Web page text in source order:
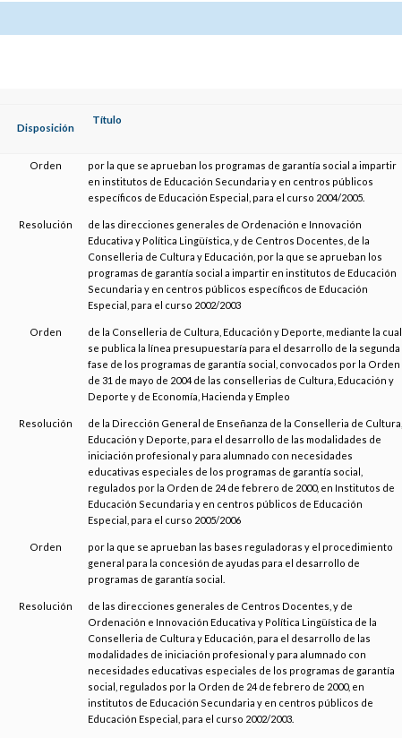
Disposición
Título
Orden
por la que se aprueban los programas de garantía social a impartir
en institutos de Educación Secundaria y en centros públicos
específicos de Educación Especial, para el curso 2004/2005.
Resolución
de las direcciones generales de Ordenación e Innovación
Educativa y Política Lingüística, y de Centros Docentes, de la
Conselleria de Cultura y Educación, por la que se aprueban los
programas de garantía social a impartir en institutos de Educación
Secundaria y en centros públicos específicos de Educación
Especial, para el curso 2002/2003
Orden
de la Conselleria de Cultura, Educación y Deporte, mediante la cual
se publica la línea presupuestaría para el desarrollo de la segunda
fase de los programas de garantía social, convocados por la Orden
de 31 de mayo de 2004 de las consellerias de Cultura, Educación y
Deporte y de Economía, Hacienda y Empleo
Resolución
de la Dirección General de Enseñanza de la Conselleria de Cultura,
Educación y Deporte, para el desarrollo de las modalidades de
iniciación profesional y para alumnado con necesidades
educativas especiales de los programas de garantía social,
regulados por la Orden de 24 de febrero de 2000, en Institutos de
Educación Secundaria y en centros públicos de Educación
Especial, para el curso 2005/2006
Orden
por la que se aprueban las bases reguladoras y el procedimiento
general para la concesión de ayudas para el desarrollo de
programas de garantía social.
Resolución
de las direcciones generales de Centros Docentes, y de
Ordenación e Innovación Educativa y Política Lingüística de la
Conselleria de Cultura y Educación, para el desarrollo de las
modalidades de iniciación profesional y para alumnado con
necesidades educativas especiales de los programas de garantía
social, regulados por la Orden de 24 de febrero de 2000, en
institutos de Educación Secundaria y en centros públicos de
Educación Especial, para el curso 2002/2003.